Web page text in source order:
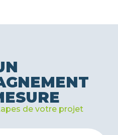
de votre projet